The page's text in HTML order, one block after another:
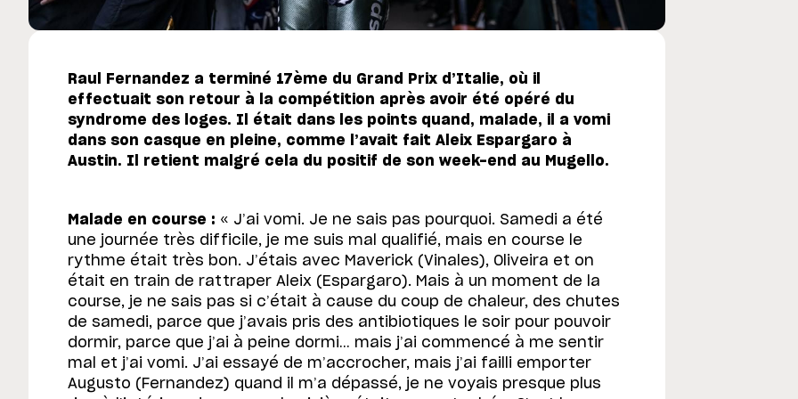
Raul Fernandez a terminé 17ème du Grand Prix d’Italie, où il
effectuait son retour à la compétition après avoir été opéré du
syndrome des loges. Il était dans les points quand, malade, il a vomi
dans son casque en pleine, comme l’avait fait Aleix Espargaro à
Austin. Il retient malgré cela du positif de son week-end au Mugello.
Malade en course : « J’ai vomi. Je ne sais pas pourquoi. Samedi a été
une journée très difficile, je me suis mal qualifié, mais en course le
rythme était très bon. J’étais avec Maverick (Vinales), Oliveira et on
était en train de rattraper Aleix (Espargaro). Mais à un moment de la
course, je ne sais pas si c’était à cause du coup de chaleur, des chutes
de samedi, parce que j’avais pris des antibiotiques le soir pour pouvoir
dormir, parce que j’ai à peine dormi… mais j’ai commencé à me sentir
mal et j’ai vomi. J’ai essayé de m’accrocher, mais j’ai failli emporter
Augusto (Fernandez) quand il m’a dépassé, je ne voyais presque plus